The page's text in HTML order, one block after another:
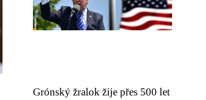
Grónský žralok žije přes 500 let